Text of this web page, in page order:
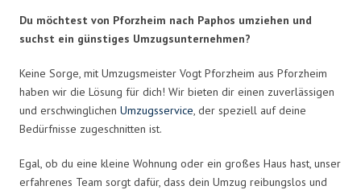
Du möchtest von Pforzheim nach Paphos umziehen und
suchst ein günstiges Umzugsunternehmen?
Keine Sorge, mit Umzugsmeister Vogt Pforzheim aus Pforzheim
haben wir die Lösung für dich! Wir bieten dir einen zuverlässigen
und erschwinglichen Umzugsservice, der speziell auf deine
Bedürfnisse zugeschnitten ist.
Egal, ob du eine kleine Wohnung oder ein großes Haus hast, unser
erfahrenes Team sorgt dafür, dass dein Umzug reibungslos und